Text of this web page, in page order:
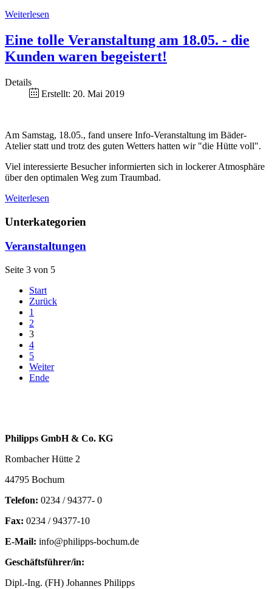
Weiterlesen
Eine tolle Veranstaltung am 18.05. - die
Kunden waren begeistert!
Details
Erstellt: 20. Mai 2019
Am Samstag, 18.05., fand unsere Info-Veranstaltung im Bäder-
Atelier statt und trotz des guten Wetters hatten wir "die Hütte voll".
Viel interessierte Besucher informierten sich in lockerer Atmosphäre
über den optimalen Weg zum Traumbad.
Weiterlesen
Unterkategorien
Veranstaltungen
Seite 3 von 5
Start
Zurück
1
2
3
4
5
Weiter
Ende
Philipps GmbH & Co. KG
Rombacher Hütte 2
44795 Bochum
Telefon: 0234 / 94377- 0
Fax: 0234 / 94377-10
E-Mail: info@philipps-bochum.de
Geschäftsführer/in:
Dipl.-Ing. (FH) Johannes Philipps